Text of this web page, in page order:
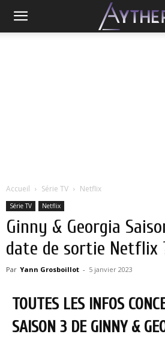
Accueil Série TV Netflix
Série TV Netflix
Ginny & Georgia
date de sortie Netflix
Par Yann Grosboillot - 5 janvier 2023
TOUTES LES INFOS
SAISON 3 DE GINNY &